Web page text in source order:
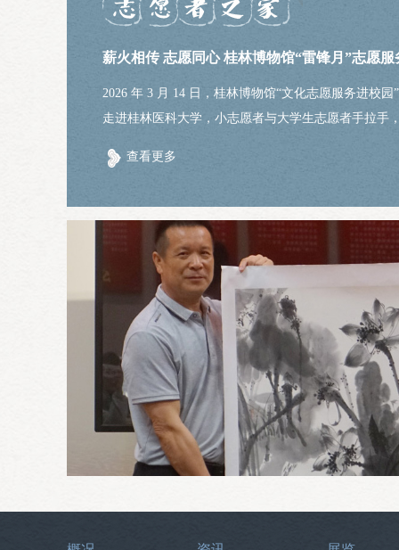
2026 年 3 月 14 日，桂林博物馆“文化志愿服务进校园
走进桂林医科大学，小志愿者与大学生志愿者手拉手
在大学生志愿者的带领下，小...
查看更多